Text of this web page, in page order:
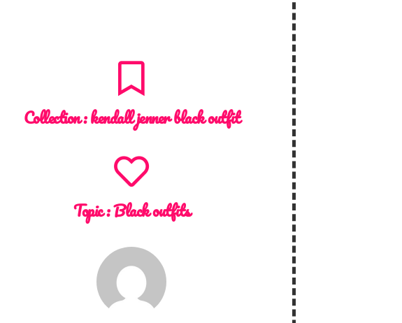
Collection :kendall jenner black outfit
Topic :Black outfits